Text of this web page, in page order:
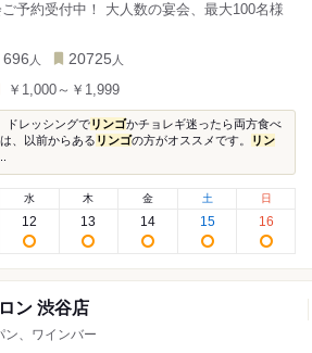
予約受付中！ 大人数の宴会、最大100名様
696 人 20725 人
￥1,000～￥1,999
ドレッシングでリンゴかチョレギ迷ったら両方食べ
、以前からある リンゴの方がオススメです。
リン
水
12
木
13
金
14
土
15
日
16
ン 渋谷店
ン、ワインバー